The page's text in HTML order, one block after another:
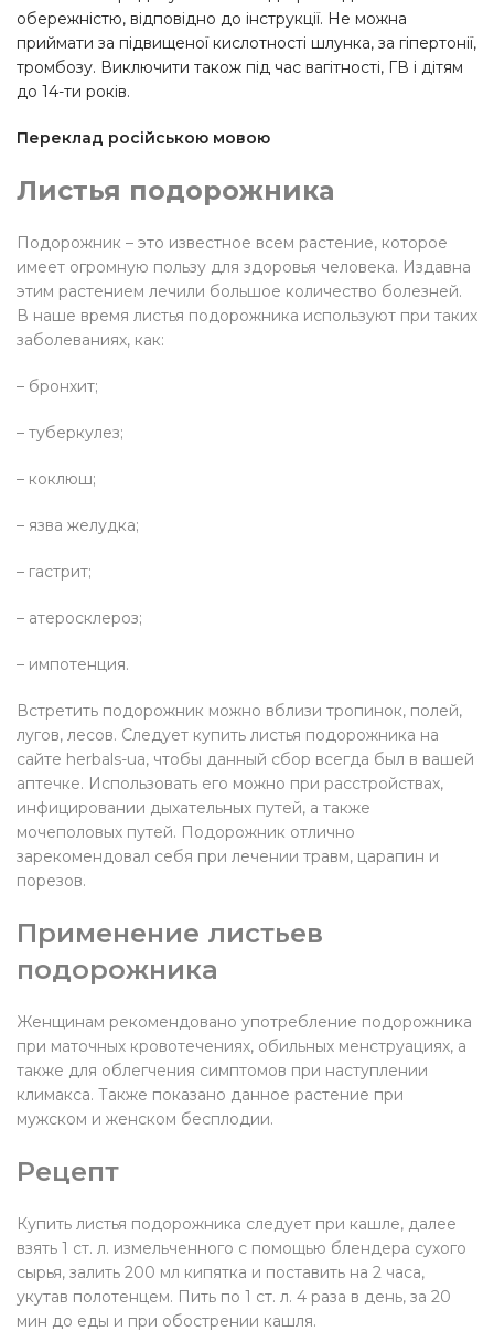
обережністю, відповідно до інструкції. Не можна
приймати за підвищеної кислотності шлунка, за гіпертонії,
тромбозу. Виключити також під час вагітності, ГВ і дітям
до 14-ти років.
Переклад російською мовою
Листья подорожника
Подорожник – это известное всем растение, которое
имеет огромную пользу для здоровья человека. Издавна
этим растением лечили большое количество болезней.
В наше время листья подорожника используют при таких
заболеваниях, как:
– бронхит;
– туберкулез;
– коклюш;
– язва желудка;
– гастрит;
– атеросклероз;
– импотенция.
Встретить подорожник можно вблизи тропинок, полей,
лугов, лесов. Следует купить листья подорожника на
сайте herbals-ua, чтобы данный сбор всегда был в вашей
аптечке. Использовать его можно при расстройствах,
инфицировании дыхательных путей, а также
мочеполовых путей. Подорожник отлично
зарекомендовал себя при лечении травм, царапин и
порезов.
Применение листьев
подорожника
Женщинам рекомендовано употребление подорожника
при маточных кровотечениях, обильных менструациях, а
также для облегчения симптомов при наступлении
климакса. Также показано данное растение при
мужском и женском бесплодии.
Рецепт
Купить листья подорожника следует при кашле, далее
взять 1 ст. л. измельченного с помощью блендера сухого
сырья, залить 200 мл кипятка и поставить на 2 часа,
укутав полотенцем. Пить по 1 ст. л. 4 раза в день, за 20
мин до еды и при обострении кашля.